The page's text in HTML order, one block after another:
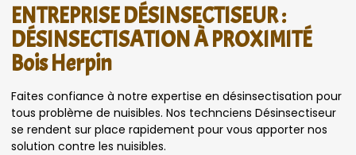
ENTREPRISE DÉSINSECTISEUR :
DÉSINSECTISATION À PROXIMITÉ
Bois Herpin
Faites confiance à notre expertise en désinsectisation pour
tous problème de nuisibles. Nos technciens Désinsectiseur
se rendent sur place rapidement pour vous apporter nos
solution contre les nuisibles.